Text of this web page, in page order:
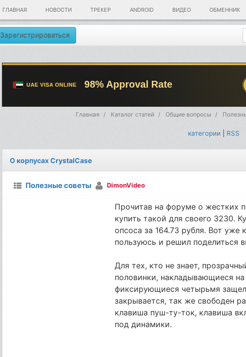
ГЛАВНАЯ НОВОСТИ ТРЕКЕР ANDROID ВИДЕО ОБМЕННИК
Зарегистрироваться
Главная Каталог статей Общие вопросы
категории RSS
О корпусах CrystalCase
Полезные советы DimonVideo
Прочитав на форуме о жестких
купить такой для своего 3230.
опсоса за 164.73 рубля. Вот
пользуюсь и решил поделиться
Для тех, кто не знает,
половинки, накладывающиеся
фиксирующиеся четырьмя
закрывается, так же свободен
клавиша пуш-ту-ток, клавиша
под динамики.